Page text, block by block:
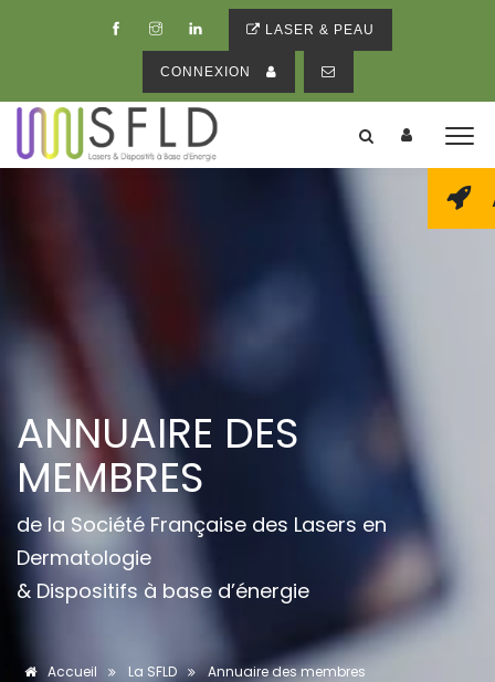
LASER & PEAU
CONNEXION
ANNUAIRE DES
MEMBRES
de la Société Française des Lasers en
Dermatologie
& Dispositifs à base d’énergie
Accueil La SFLD Annuaire des membres